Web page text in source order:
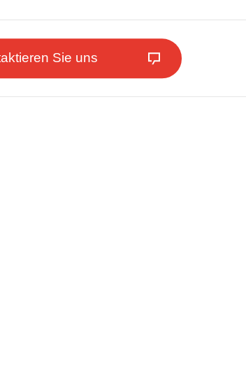
Sie uns